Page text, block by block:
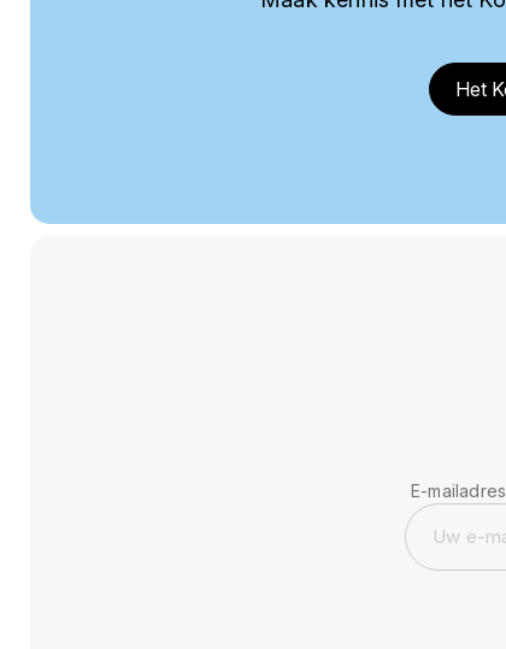
Het
E-mailadres